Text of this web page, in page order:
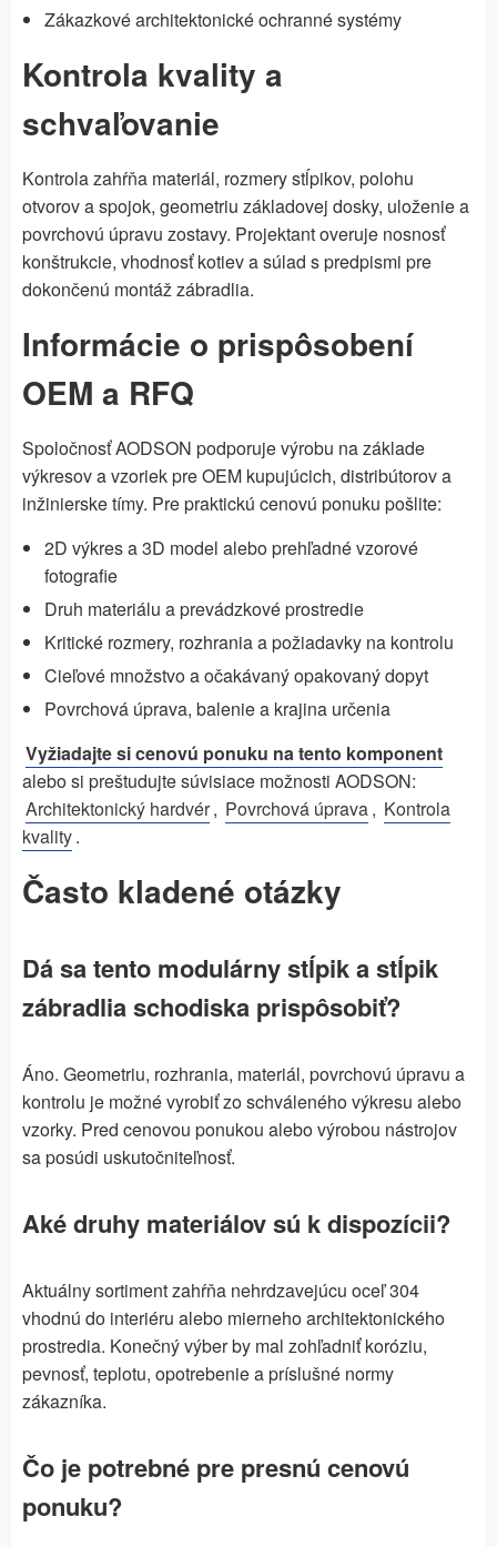
Zákazkové architektonické ochranné systémy
Kontrola kvality a
schvaľovanie
Kontrola zahŕňa materiál, rozmery stĺpikov, polohu
otvorov a spojok, geometriu základovej dosky, uloženie a
povrchovú úpravu zostavy. Projektant overuje nosnosť
konštrukcie, vhodnosť kotiev a súlad s predpismi pre
dokončenú montáž zábradlia.
Informácie o prispôsobení
OEM a RFQ
Spoločnosť AODSON podporuje výrobu na základe
výkresov a vzoriek pre OEM kupujúcich, distribútorov a
inžinierske tímy. Pre praktickú cenovú ponuku pošlite:
2D výkres a 3D model alebo prehľadné vzorové
fotografie
Druh materiálu a prevádzkové prostredie
Kritické rozmery, rozhrania a požiadavky na kontrolu
Cieľové množstvo a očakávaný opakovaný dopyt
Povrchová úprava, balenie a krajina určenia
Vyžiadajte si cenovú ponuku na tento komponent
alebo si preštudujte súvisiace možnosti AODSON:
Architektonický hardvér, Povrchová úprava, Kontrola
kvality.
Často kladené otázky
Dá sa tento modulárny stĺpik a stĺpik
zábradlia schodiska prispôsobiť?
Áno. Geometriu, rozhrania, materiál, povrchovú úpravu a
kontrolu je možné vyrobiť zo schváleného výkresu alebo
vzorky. Pred cenovou ponukou alebo výrobou nástrojov
sa posúdi uskutočniteľnosť.
Aké druhy materiálov sú k dispozícii?
Aktuálny sortiment zahŕňa nehrdzavejúcu oceľ 304
vhodnú do interiéru alebo mierneho architektonického
prostredia. Konečný výber by mal zohľadniť koróziu,
pevnosť, teplotu, opotrebenie a príslušné normy
zákazníka.
Čo je potrebné pre presnú cenovú
ponuku?